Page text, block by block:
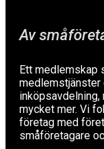
Av
Ett medlemskap
medlemstjänster
mycket mer. Vi
företag med
småföretagare